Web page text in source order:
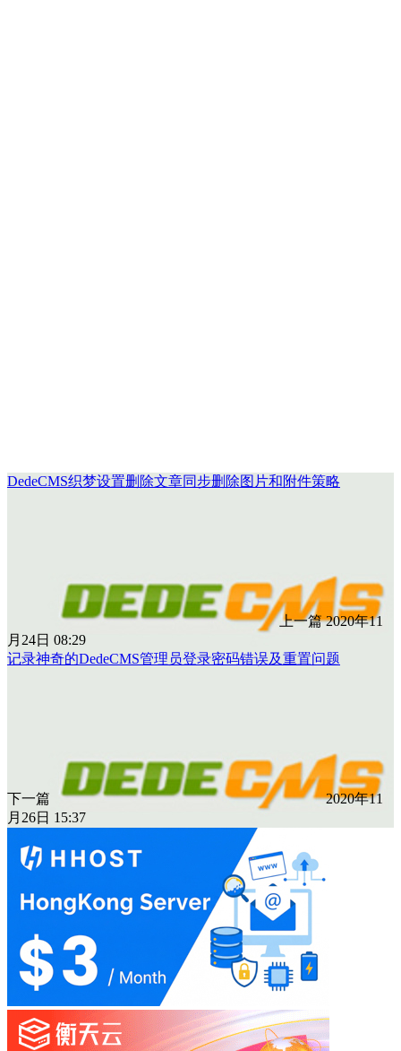
DedeCMS织梦设置删除文章同步删除图片和附件策略
上一篇 2020年11
月24日 08:29
记录神奇的DedeCMS管理员登录密码错误及重置问题
下一篇
2020年11
月26日 15:37